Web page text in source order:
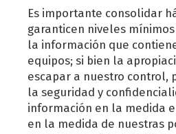
Es importante consolidar
garanticen niveles
la información que
equipos; si bien la
escapar a nuestro control,
la seguridad y
información en la medida
en la medida de nuestras